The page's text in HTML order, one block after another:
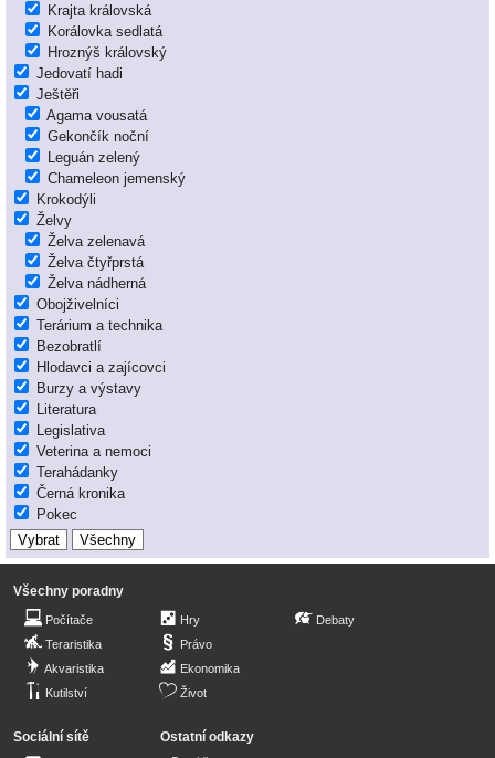
Krajta královská
Korálovka sedlatá
Hroznýš královský
Jedovatí hadi
Ještěři
Agama vousatá
Gekončík noční
Leguán zelený
Chameleon jemenský
Krokodýli
Želvy
Želva zelenavá
Želva čtyřprstá
Želva nádherná
Obojživelníci
Terárium a technika
Bezobratlí
Hlodavci a zajícovci
Burzy a výstavy
Literatura
Legislativa
Veterina a nemoci
Terahádanky
Černá kronika
Pokec
Všechny poradny
Počítače
Teraristika
Akvaristika
Kutilství
Hry
Právo
Ekonomika
Život
Debaty
Sociální sítě Ostatní odkazy